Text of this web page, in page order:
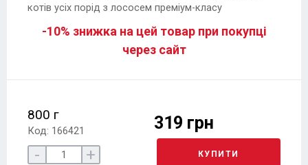
котів усіх порід з лососем преміум-класу
-10% знижка на цей товар при покупці
через сайт
800 г
Код: 166421 319 грн
- + КУПИТИ